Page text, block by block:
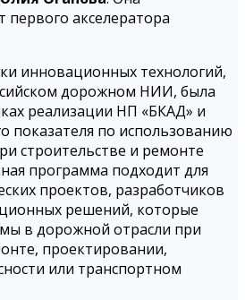
первого акселератора
инновационных технологий,
дорожном НИИ, была
реализации НП «БКАД» и
показателя по использованию
строительстве и ремонте
программа подходит для
проектов, разработчиков
решений, которые
в дорожной отрасли при
проектировании,
или транспортном